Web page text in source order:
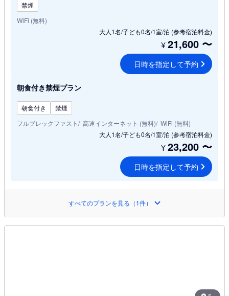
禁煙
WiFi (無料)
大人1名/子ども0名/1室/泊 (参考宿泊料金)
¥21,600 〜
日時を指定して予約
朝食付き禁煙プラン
朝食付き
禁煙
フルブレックファスト
高速インターネット (無料) WiFi (無料)
大人1名/子ども0名/1室/泊 (参考宿泊料金)
¥23,200 〜
日時を指定して予約
すべてのプランを見る（1件）